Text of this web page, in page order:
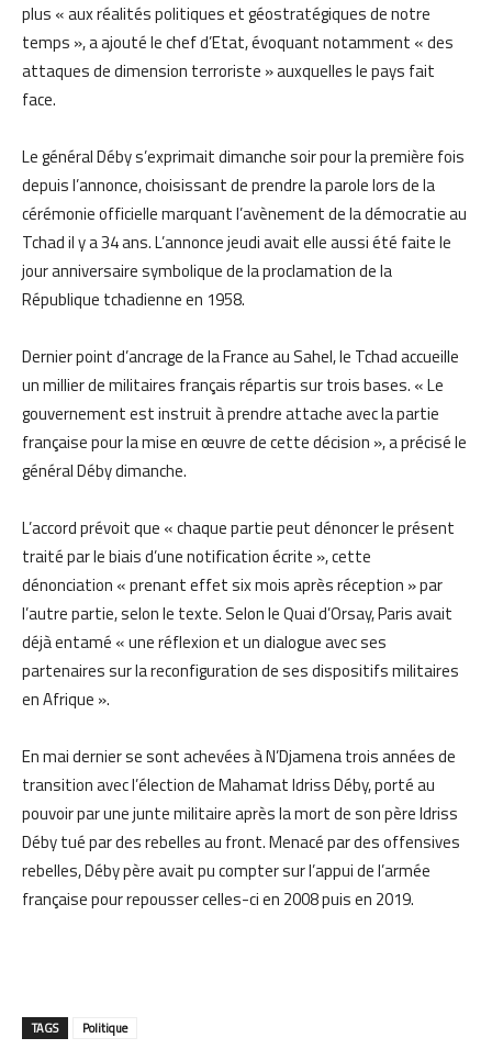
plus « aux réalités politiques et géostratégiques de notre
temps », a ajouté le chef d’Etat, évoquant notamment « des
attaques de dimension terroriste » auxquelles le pays fait
face.
Le général Déby s’exprimait dimanche soir pour la première fois
depuis l’annonce, choisissant de prendre la parole lors de la
cérémonie officielle marquant l’avènement de la démocratie au
Tchad il y a 34 ans. L’annonce jeudi avait elle aussi été faite le
jour anniversaire symbolique de la proclamation de la
République tchadienne en 1958.
Dernier point d’ancrage de la France au Sahel, le Tchad accueille
un millier de militaires français répartis sur trois bases. « Le
gouvernement est instruit à prendre attache avec la partie
française pour la mise en œuvre de cette décision », a précisé le
général Déby dimanche.
L’accord prévoit que « chaque partie peut dénoncer le présent
traité par le biais d’une notification écrite », cette
dénonciation « prenant effet six mois après réception » par
l’autre partie, selon le texte. Selon le Quai d’Orsay, Paris avait
déjà entamé « une réflexion et un dialogue avec ses
partenaires sur la reconfiguration de ses dispositifs militaires
en Afrique ».
En mai dernier se sont achevées à N’Djamena trois années de
transition avec l’élection de Mahamat Idriss Déby, porté au
pouvoir par une junte militaire après la mort de son père Idriss
Déby tué par des rebelles au front. Menacé par des offensives
rebelles, Déby père avait pu compter sur l’appui de l’armée
française pour repousser celles-ci en 2008 puis en 2019.
TAGS Politique